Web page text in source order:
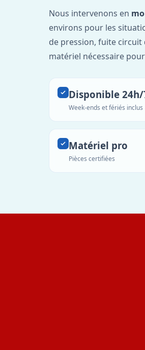
Nous intervenons en
environs pour les
de pression, fuite circuit
matériel nécessaire
Disponible 24h/
Week-ends et fériés inclus
Matériel pro
Pièces certifiées